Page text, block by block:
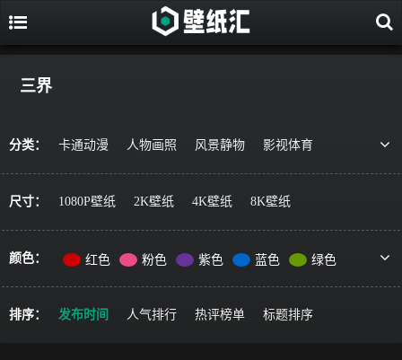
三界
分类： 卡通动漫 人物画照 风景静物
影视体育
艺术绘画
宇宙星空 军事科技
简约主义
尺寸： 1080P壁纸 2K壁纸 4K壁纸 8K壁纸
颜色： 红色 粉色 紫色 蓝色
绿色
黄色
橙色 棕色 灰色
黑色
彩色
排序： 发布时间 人气排行 热评榜单 标题排序